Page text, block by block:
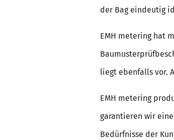
der Bag eindeutig
EMH metering hat
liegt ebenfalls vor.
EMH metering
garantieren wir
Bedürfnisse der